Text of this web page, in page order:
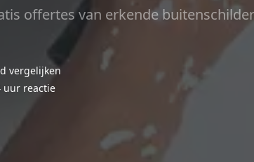
offertes van erkende
vergelijken
uur reactie